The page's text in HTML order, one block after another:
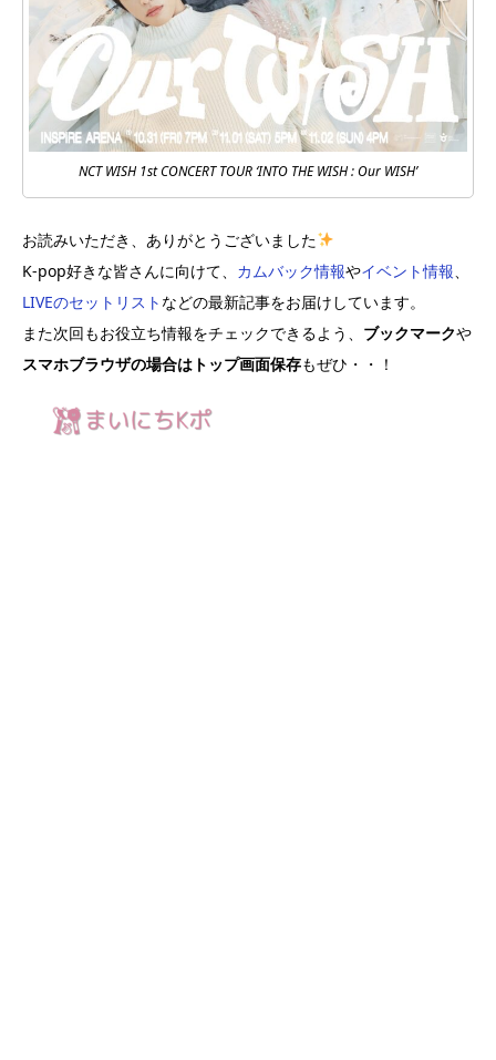
NCT WISH 1st CONCERT TOUR ‘INTO THE WISH : Our WISH’
お読みいただき、ありがとうございました
K-pop好きな皆さんに向けて、 カムバック情報やイベント情報
LIVEのセットリスト などの最新記事をお届けしています。
また次回もお役立ち情報をチェックできるよう、 ブックマークや
スマホブラウザの場合はトップ画面保存もぜひ・・！